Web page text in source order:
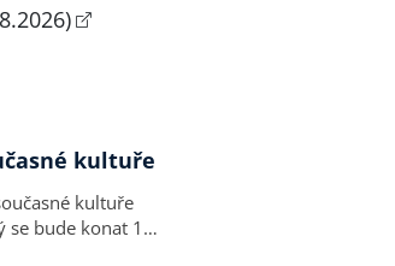
kultuře
kultuře
se bude konat 12.